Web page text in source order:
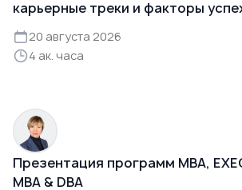
карьерные треки и факторы
20 августа 2026
4 ак. часа
Презентация программ MBA,
MBA & DBA